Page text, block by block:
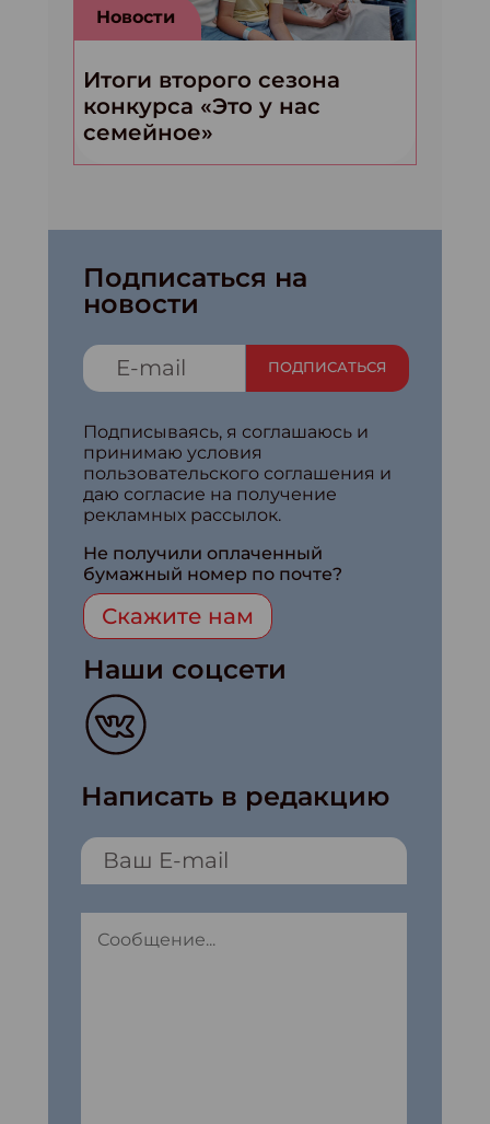
Новости
Итоги второго сезона
конкурса «Это у нас
семейное»
Подписаться на
новости
ПОДПИСАТЬСЯ
Подписываясь, я соглашаюсь и
принимаю условия
пользовательского соглашения и
даю согласие на получение
рекламных рассылок.
Не получили оплаченный
бумажный номер по почте?
Скажите нам
Наши соцсети
Написать в редакцию